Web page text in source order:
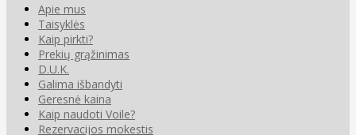
Apie mus
Taisyklės
Kaip pirkti?
Prekių grąžinimas
D.U.K.
Galima išbandyti
Geresnė kaina
Kaip naudoti Voile?
Rezervacijos mokestis